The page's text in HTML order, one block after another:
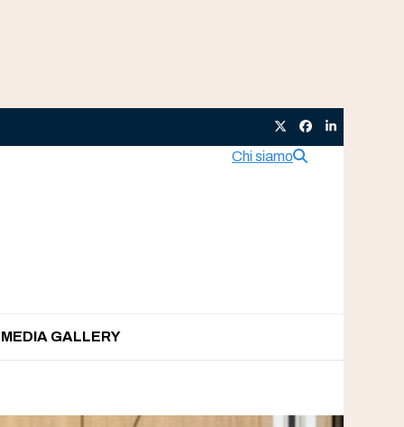
TwitterFacebook
LinkedIn
Chi siamo
MEDIA GALLERY